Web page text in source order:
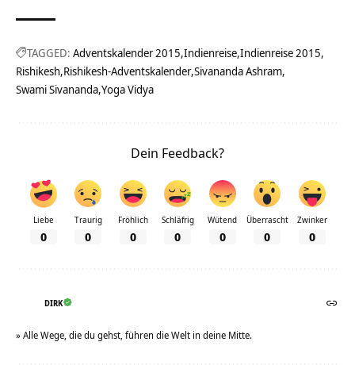
TAGGED: Adventskalender 2015 Indienreise Indienreise 2015
Rishikesh Rishikesh-Adventskalender Sivananda Ashram
Swami Sivananda Yoga Vidya
Dein Feedback?
Liebe
0
Traurig
0
Fröhlich
0
Schläfrig
0
Wütend
0
Überrascht
0
Zwinker
0
DIRK
» Alle Wege, die du gehst, führen die Welt in deine Mitte.